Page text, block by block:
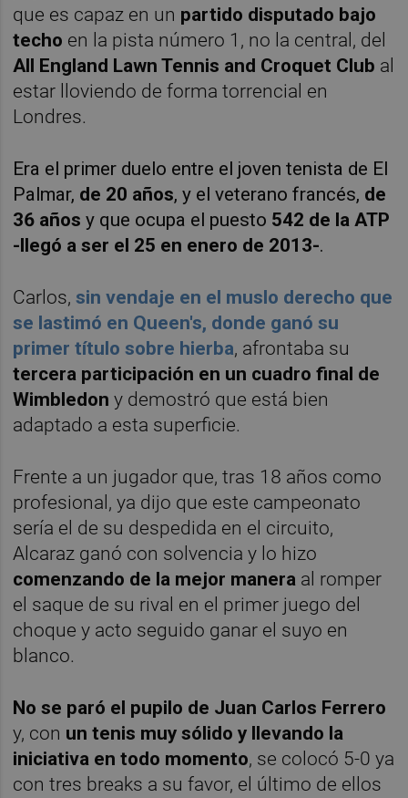
que es capaz en un partido disputado bajo
techo en la pista número 1, no la central, del
All England Lawn Tennis and Croquet Club al
estar lloviendo de forma torrencial en
Londres.
Era el primer duelo entre el joven tenista de El
Palmar, de 20 años, y el veterano francés, de
36 añosy que ocupa el puesto 542 de la ATP
-llegó a ser el 25 en enero de 2013-.
Carlos,sin vendaje en el muslo derecho que
se lastimó en Queen's, donde ganó su
primer título sobre hierba, afrontaba su
tercera participación en un cuadro final de
Wimbledon y demostró que está bien
adaptado a esta superficie.
Frente a un jugador que, tras 18 años como
profesional, ya dijo que este campeonato
sería el de su despedida en el circuito,
Alcaraz ganó con solvencia y lo hizo
comenzando de la mejor manera al romper
el saque de su rival en el primer juego del
choque y acto seguido ganar el suyo en
blanco.
No se paró el pupilo de Juan Carlos Ferrero
y, con un tenis muy sólido y llevando la
iniciativa en todo momento, se colocó 5-0 ya
con tres breaks a su favor, el último de ellos